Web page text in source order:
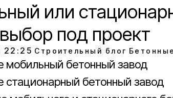
или
под проект
22:25 Строительный блог
мобильный бетонный завод
стационарный бетонный завод